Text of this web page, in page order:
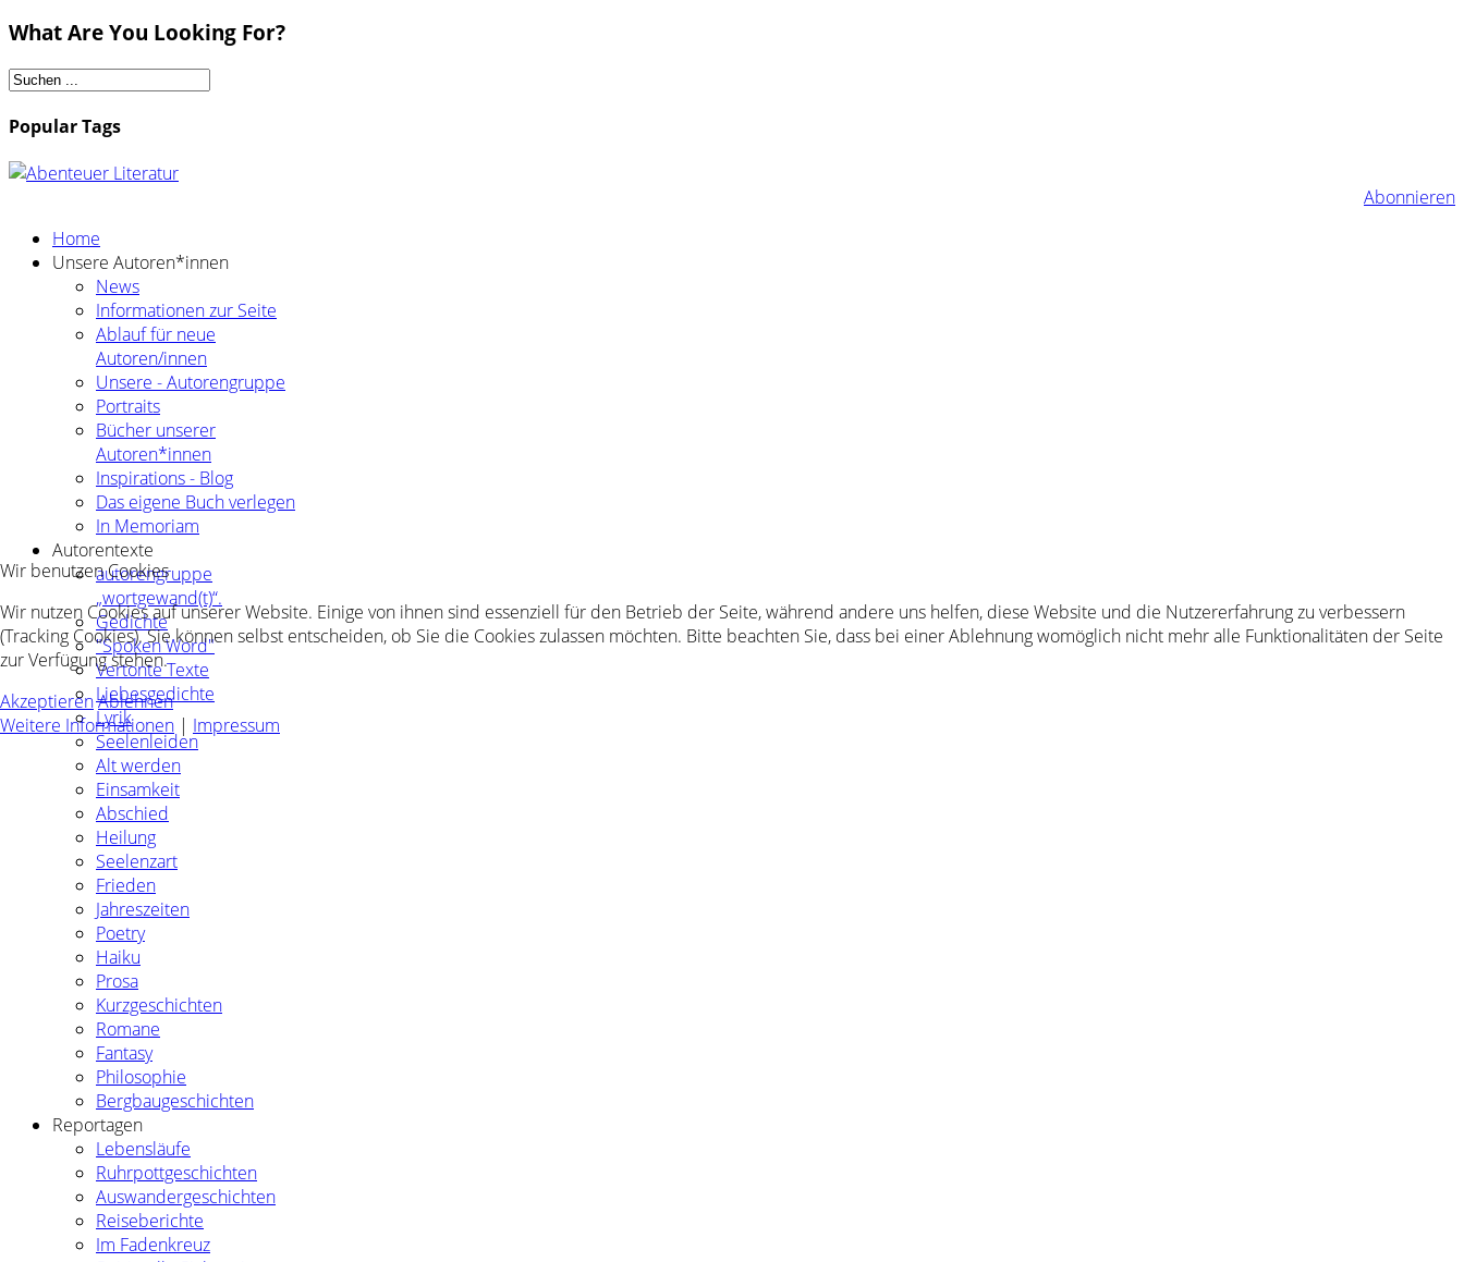
What Are You Looking For?
Popular Tags
Abonnieren
Home
Unsere Autoren*innen
News
Informationen zur Seite
Ablauf für neue
Autoren/innen
Unsere - Autorengruppe
Portraits
Bücher unserer
Autoren*innen
Inspirations - Blog
Das eigene Buch verlegen
In Memoriam
Autorentexte
autorengruppe
„wortgewand(t)“.
Gedichte
"Spoken Word"
Vertonte Texte
Liebesgedichte
Lyrik
Seelenleiden
Alt werden
Einsamkeit
Abschied
Heilung
Seelenzart
Frieden
Jahreszeiten
Poetry
Haiku
Prosa
Kurzgeschichten
Romane
Fantasy
Philosophie
Bergbaugeschichten
Reportagen
Lebensläufe
Ruhrpottgeschichten
Auswandergeschichten
Reiseberichte
Im Fadenkreuz
Wir benutzen Cookies
Wir nutzen Cookies auf unserer Website. Einige von ihnen sind essenziell für den Betrieb der Seite, während andere uns helfen, diese Website und die Nutzererfahrung zu verbessern
(Tracking Cookies). Sie können selbst entscheiden, ob Sie die Cookies zulassen möchten. Bitte beachten Sie, dass bei einer Ablehnung womöglich nicht mehr alle Funktionalitäten der Seite
zur Verfügung stehen.
AkzeptierenAblehnen
Weitere Informationen | Impressum